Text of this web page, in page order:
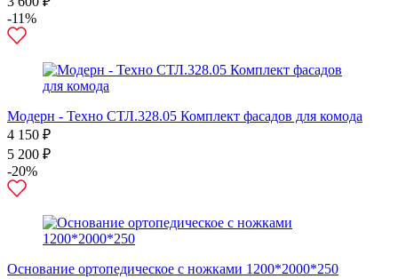
-11%
Модерн - Техно СТЛ.328.05 Комплект фасадов для комода
4 150 ₽
5 200 ₽
-20%
Основание ортопедическое с ножками 1200*2000*250